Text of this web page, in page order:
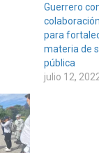
Guerrero
para
materia de
pública
julio 12,